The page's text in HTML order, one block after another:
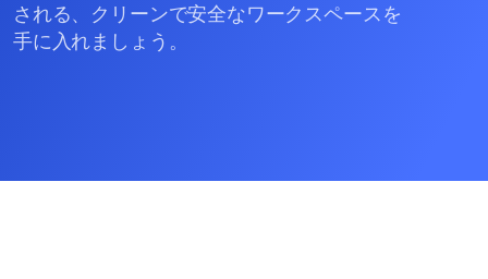
される、クリーンで安全なワークスペースを
手に入れましょう。